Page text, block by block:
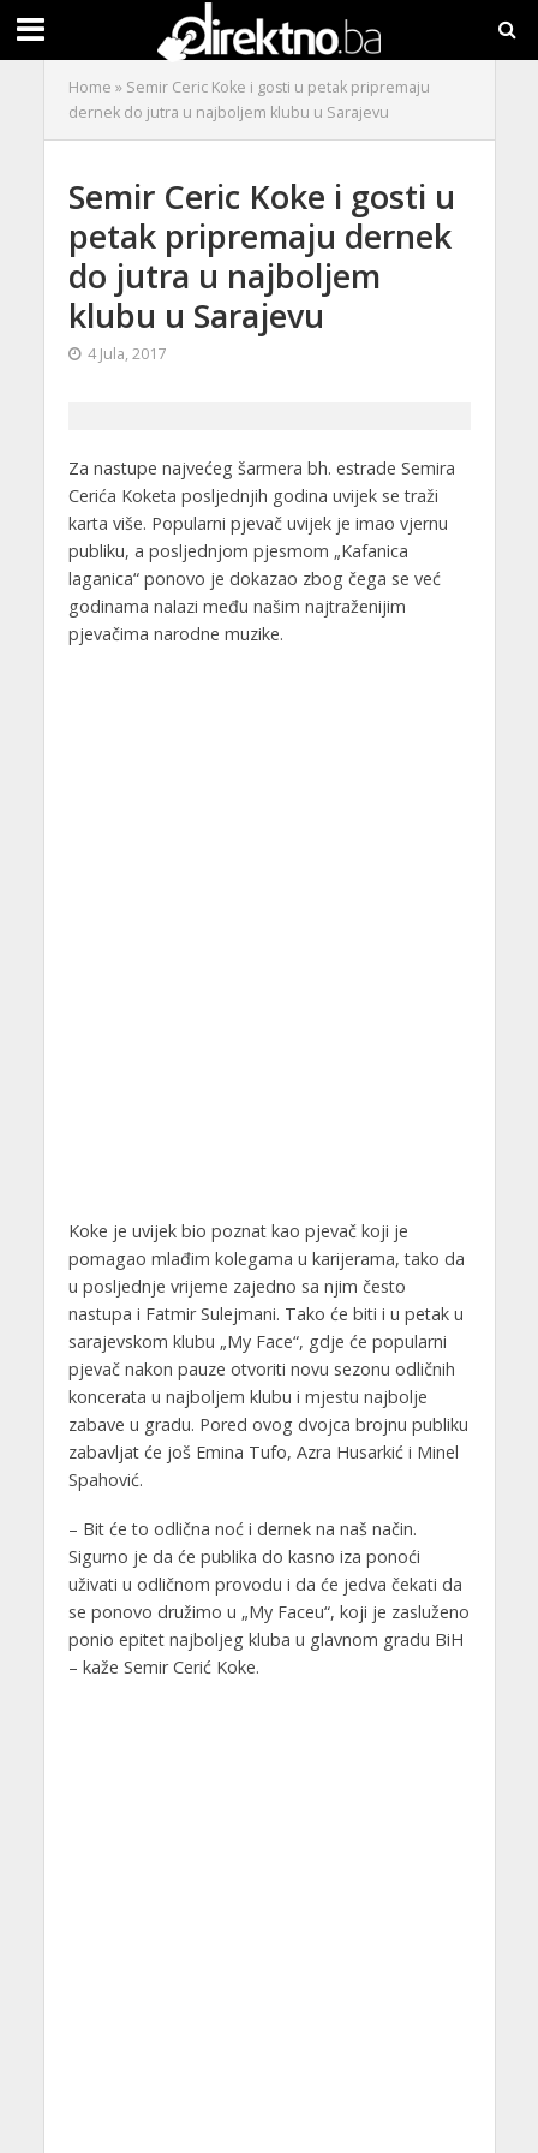
Home » Semir Ceric Koke i gosti u petak pripremaju
dernek do jutra u najboljem klubu u Sarajevu
Semir Ceric Koke i gosti u
petak pripremaju dernek
do jutra u najboljem
klubu u Sarajevu
4 Jula, 2017
Za nastupe najvećeg šarmera bh. estrade Semira
Cerića Koketa posljednjih godina uvijek se traži
karta više. Popularni pjevač uvijek je imao vjernu
publiku, a posljednjom pjesmom „Kafanica
laganica“ ponovo je dokazao zbog čega se već
godinama nalazi među našim najtraženijim
pjevačima narodne muzike.
Koke je uvijek bio poznat kao pjevač koji je
pomagao mlađim kolegama u karijerama, tako da
u posljednje vrijeme zajedno sa njim često
nastupa i Fatmir Sulejmani. Tako će biti i u petak u
sarajevskom klubu „My Face“, gdje će popularni
pjevač nakon pauze otvoriti novu sezonu odličnih
koncerata u najboljem klubu i mjestu najbolje
zabave u gradu. Pored ovog dvojca brojnu publiku
zabavljat će još Emina Tufo, Azra Husarkić i Minel
Spahović.
– Bit će to odlična noć i dernek na naš način.
Sigurno je da će publika do kasno iza ponoći
uživati u odličnom provodu i da će jedva čekati da
se ponovo družimo u „My Faceu“, koji je zasluženo
ponio epitet najboljeg kluba u glavnom gradu BiH
– kaže Semir Cerić Koke.